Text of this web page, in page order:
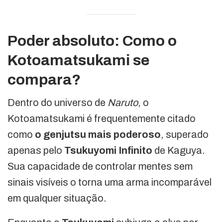
Poder absoluto: Como o
Kotoamatsukami se
compara?
Dentro do universo de Naruto, o
Kotoamatsukami é frequentemente citado
como o genjutsu mais poderoso, superado
apenas pelo Tsukuyomi Infinito de Kaguya.
Sua capacidade de controlar mentes sem
sinais visíveis o torna uma arma incomparável
em qualquer situação.